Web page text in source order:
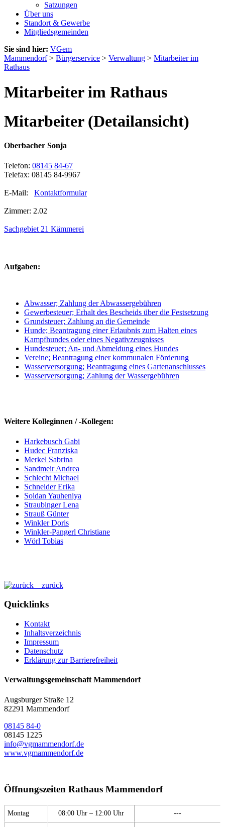
Satzungen
Über uns
Standort & Gewerbe
Mitgliedsgemeinden
Sie sind hier: VGem
Mammendorf> Bürgerservice > Verwaltung > Mitarbeiter im
Rathaus
Mitarbeiter im Rathaus
Mitarbeiter (Detailansicht)
Oberbacher Sonja
Telefon: 08145 84-67
Telefax: 08145 84-9967
E-Mail: Kontaktformular
Zimmer: 2.02
Sachgebiet 21 Kämmerei
Aufgaben:
Abwasser; Zahlung der Abwassergebühren
Gewerbesteuer; Erhalt des Bescheids über die Festsetzung
Grundsteuer; Zahlung an die Gemeinde
Hunde; Beantragung einer Erlaubnis zum Halten eines
Kampfhundes oder eines Negativzeugnisses
Hundesteuer; An- und Abmeldung eines Hundes
Vereine; Beantragung einer kommunalen Förderung
Wasserversorgung; Beantragung eines Gartenanschlusses
Wasserversorgung; Zahlung der Wassergebühren
Weitere Kolleginnen / -Kollegen:
Harkebusch Gabi
Hudec Franziska
Merkel Sabrina
Sandmeir Andrea
Schlecht Michael
Schneider Erika
Soldan Yauheniya
Straubinger Lena
Strauß Günter
Winkler Doris
Winkler-Pangerl Christiane
Wörl Tobias
zurück
Quicklinks
Kontakt
Inhaltsverzeichnis
Impressum
Datenschutz
Erklärung zur Barrierefreiheit
Verwaltungsgemeinschaft Mammendorf
Augsburger Straße 12
82291 Mammendorf
08145 84-0
08145 1225
info@vgmammendorf.de
www.vgmammendorf.de
Öffnungszeiten Rathaus Mammendorf
Montag 08:00 Uhr – 12:00 Uhr ---